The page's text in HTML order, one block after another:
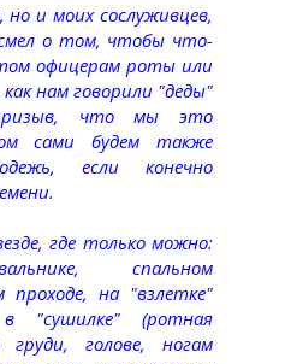
и моих сослуживцев,
о том, чтобы что-
офицерам роты или
нам говорили "деды"
что мы это
сами будем также
если конечно
где только можно:
спальном
на "взлетке"
"сушилке" (ротная
голове, ногам